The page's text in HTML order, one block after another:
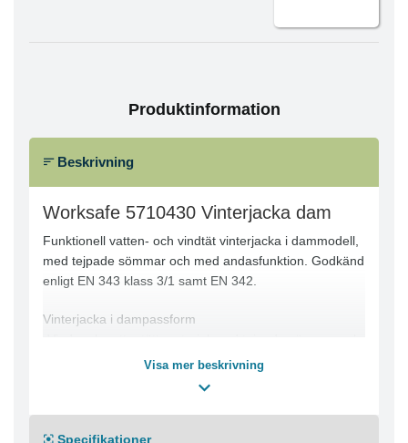
Produktinformation
Beskrivning
Worksafe 5710430 Vinterjacka dam
Funktionell vatten- och vindtät vinterjacka i dammodell,
med tejpade sömmar och med andasfunktion. Godkänd
enligt EN 343 klass 3/1 samt EN 342.
Vinterjacka i dampassform
-Reflexdetaljer fram och bak för ökad synbarhet
-Fleecefodrad krage
Visa mer beskrivning
Specifikationer